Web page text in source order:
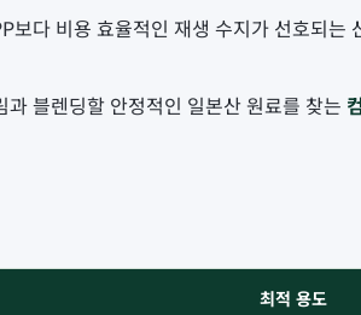
다 비용 효율적인 재생 수지가 선호되는
블렌딩할 안정적인 일본산 원료를 찾는
최적 용도